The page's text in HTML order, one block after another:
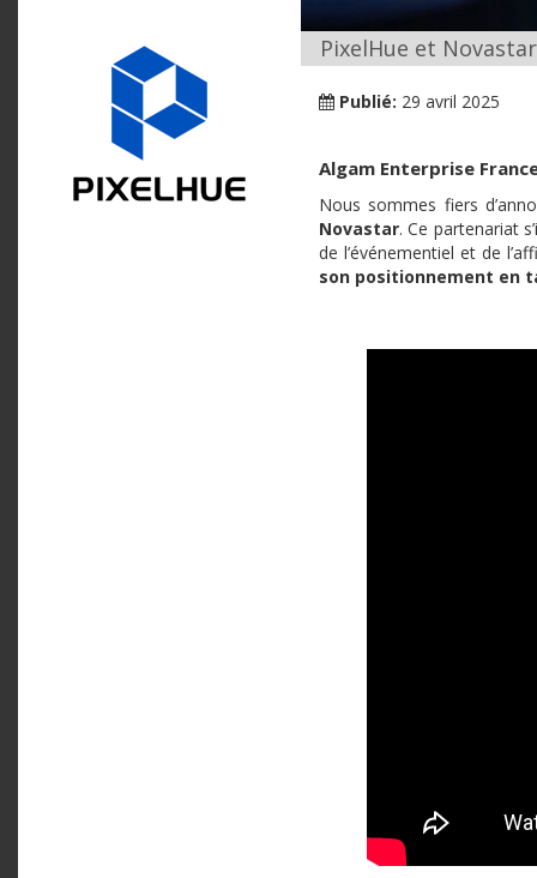
PixelHue et
Publié: 29 avril 2025
Algam Enterprise
Nous sommes fiers
Novastar. Ce partenariat
de l’événementiel et de
son positionnement en